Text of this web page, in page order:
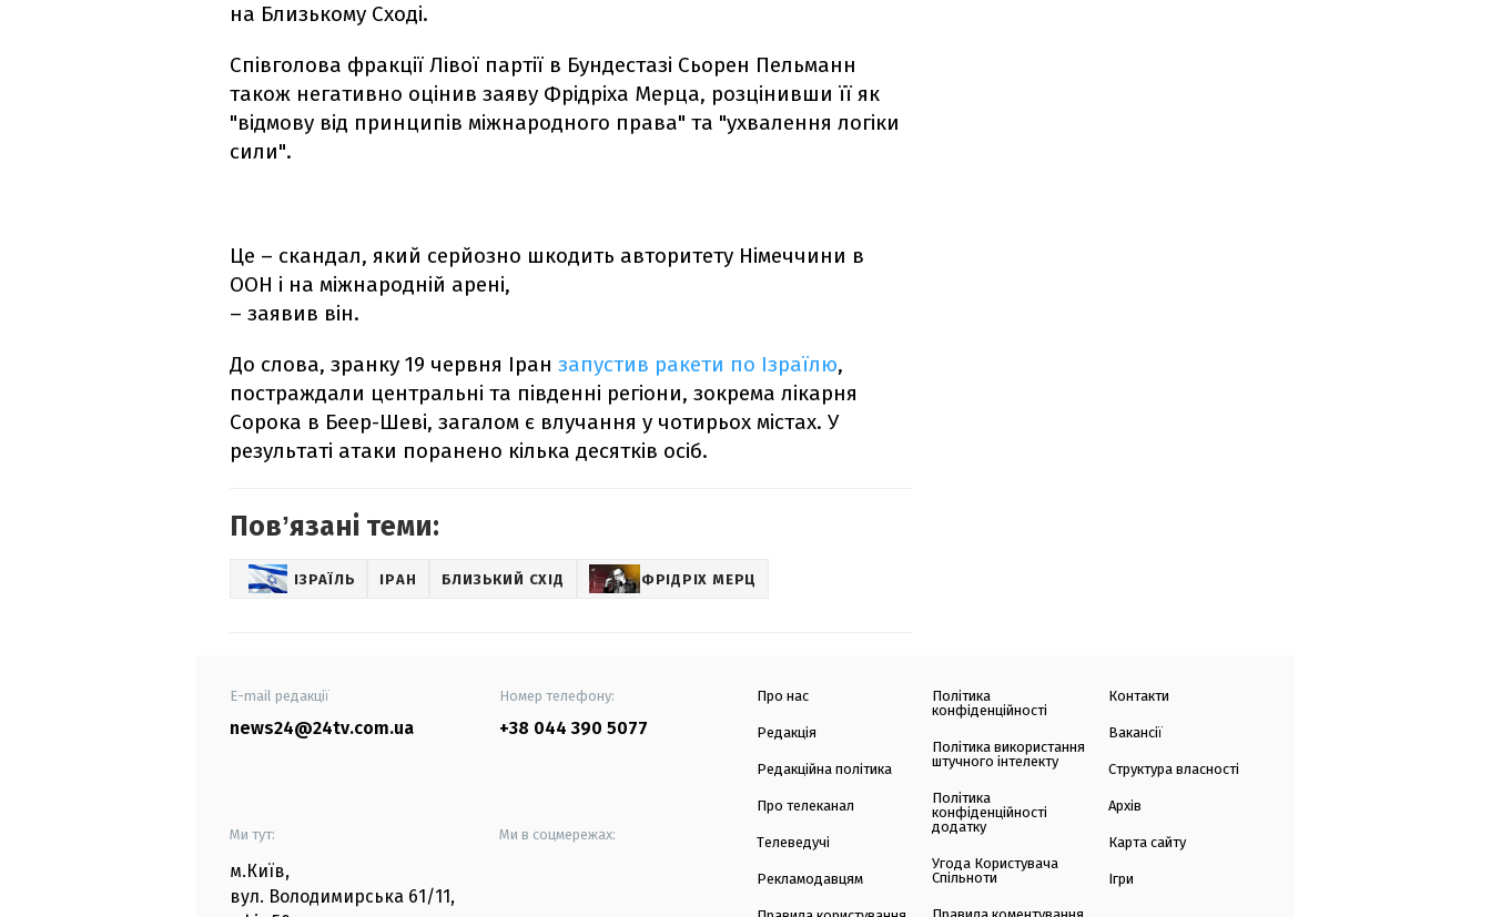
на Близькому Сході.
Співголова фракції Лівої партії в Бундестазі Сьорен Пельманн
також негативно оцінив заяву Фрідріха Мерца, розцінивши її як
"відмову від принципів міжнародного права" та "ухвалення логіки
сили".
Це – скандал, який серйозно шкодить авторитету Німеччини в
ООН і на міжнародній арені,
– заявив він.
До слова, зранку 19 червня Іран запустив ракети по Ізраїлю,
постраждали центральні та південні регіони, зокрема лікарня
Сорока в Беер-Шеві, загалом є влучання у чотирьох містах. У
результаті атаки поранено кілька десятків осіб.
Повʼязані теми:
ІЗРАЇЛЬ ІРАН БЛИЗЬКИЙ СХІД ФРІДРІХ МЕРЦ
E-mail редакції
news24@24tv.com.ua
Номер телефону:
+38 044 390 5077
Ми тут:
м.Київ,
вул. Володимирська 61/11,
Ми в соцмережах:
Про нас
Редакція
Редакційна політика
Про телеканал
Телеведучі
Рекламодавцям
Політика
конфіденційності
Політика використання
штучного інтелекту
Політика
конфіденційності
додатку
Угода Користувача
Спільноти
Контакти
Вакансії
Структура власності
Архів
Карта сайту
Ігри